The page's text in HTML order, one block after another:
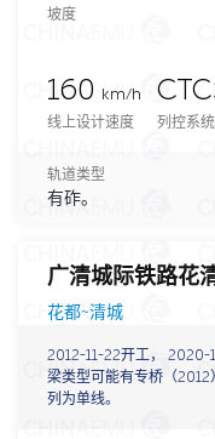
坡度
160
km/h
线上设计速度
列控系统
轨道类型
有砟。
广清城际铁路花
花都~清城
2012-11-22开工， 2020-
梁类型可能有专桥（
列为单线。